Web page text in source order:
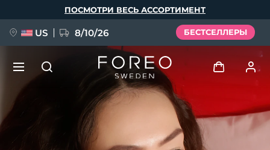
ПОСМОТРИ ВЕСЬ АССОРТИМЕНТ
US 8/10/26 БЕСТСЕЛЛЕРЫ
Войти
Профиль пользователя
BREAKING NEWS
Язык